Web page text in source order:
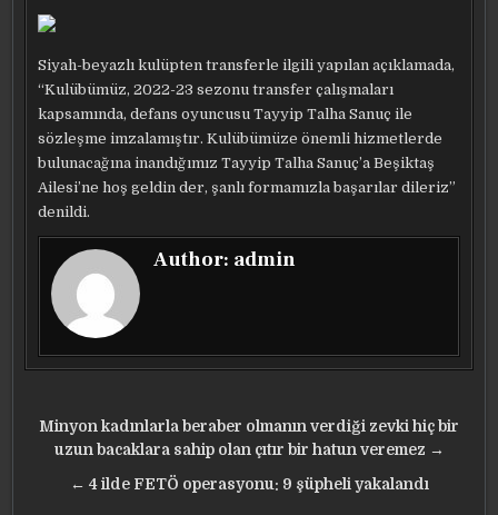
Siyah-beyazlı kulüpten transferle ilgili yapılan açıklamada,
“Kulübümüz, 2022-23 sezonu transfer çalışmaları
kapsamında, defans oyuncusu Tayyip Talha Sanuç ile
sözleşme imzalamıştır. Kulübümüze önemli hizmetlerde
bulunacağına inandığımız Tayyip Talha Sanuç’a Beşiktaş
Ailesi’ne hoş geldin der, şanlı formamızla başarılar dileriz”
denildi.
Author: admin
Yazı
gezinmesi
Minyon kadınlarla beraber olmanın verdiği zevki hiç bir
uzun bacaklara sahip olan çıtır bir hatun veremez →
← 4 ilde FETÖ operasyonu: 9 şüpheli yakalandı